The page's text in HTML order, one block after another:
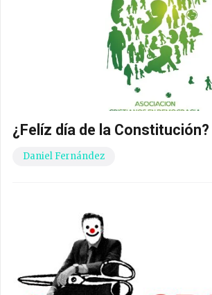
¿Felíz día de la Constitución?
Daniel Fernández